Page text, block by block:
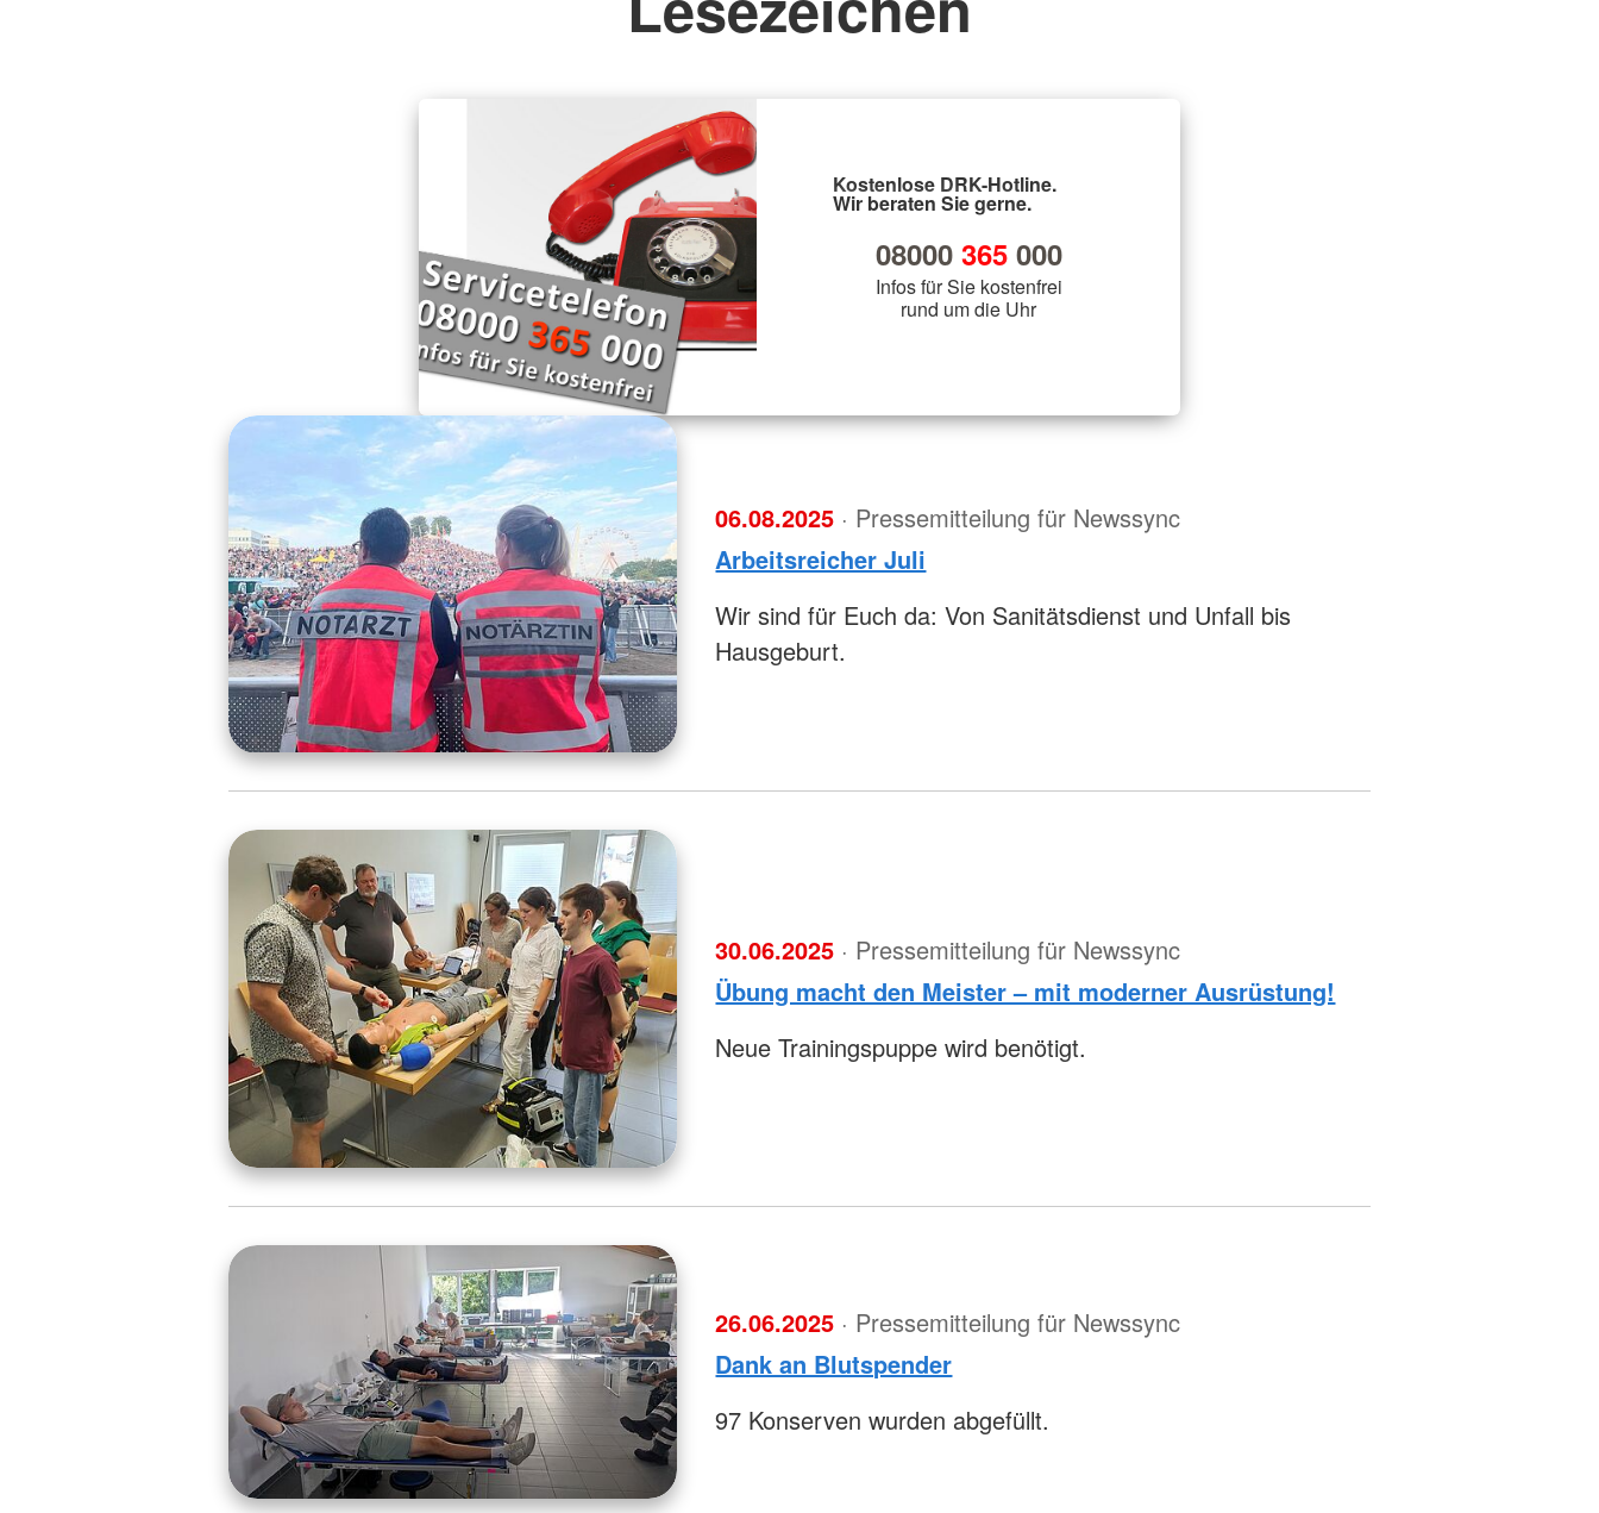
Kostenlose DRK-Hotline.
Wir beraten Sie gerne.
08000 365000
Infos für Sie kostenfrei
rund um die Uhr
06.08.2025 · Pressemitteilung für Newssync
Arbeitsreicher Juli
Wir sind für Euch da: Von Sanitätsdienst und Unfall bis
Hausgeburt.
30.06.2025 · Pressemitteilung für Newssync
Übung macht den Meister – mit moderner Ausrüstung!
Neue Trainingspuppe wird benötigt.
26.06.2025 · Pressemitteilung für Newssync
Dank an Blutspender
97 Konserven wurden abgefüllt.